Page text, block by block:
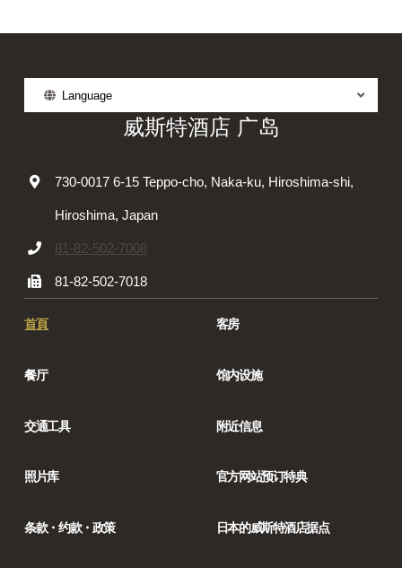
Language
威斯特酒店 广岛
730-0017 6-15 Teppo-cho, Naka-ku, Hiroshima-shi,
Hiroshima, Japan
81-82-502-7008
81-82-502-7018
首頁 客房
餐厅 馆内设施
交通工具 附近信息
照片库 官方网站预订特典
条款・约款・政策 日本的威斯特酒店据点